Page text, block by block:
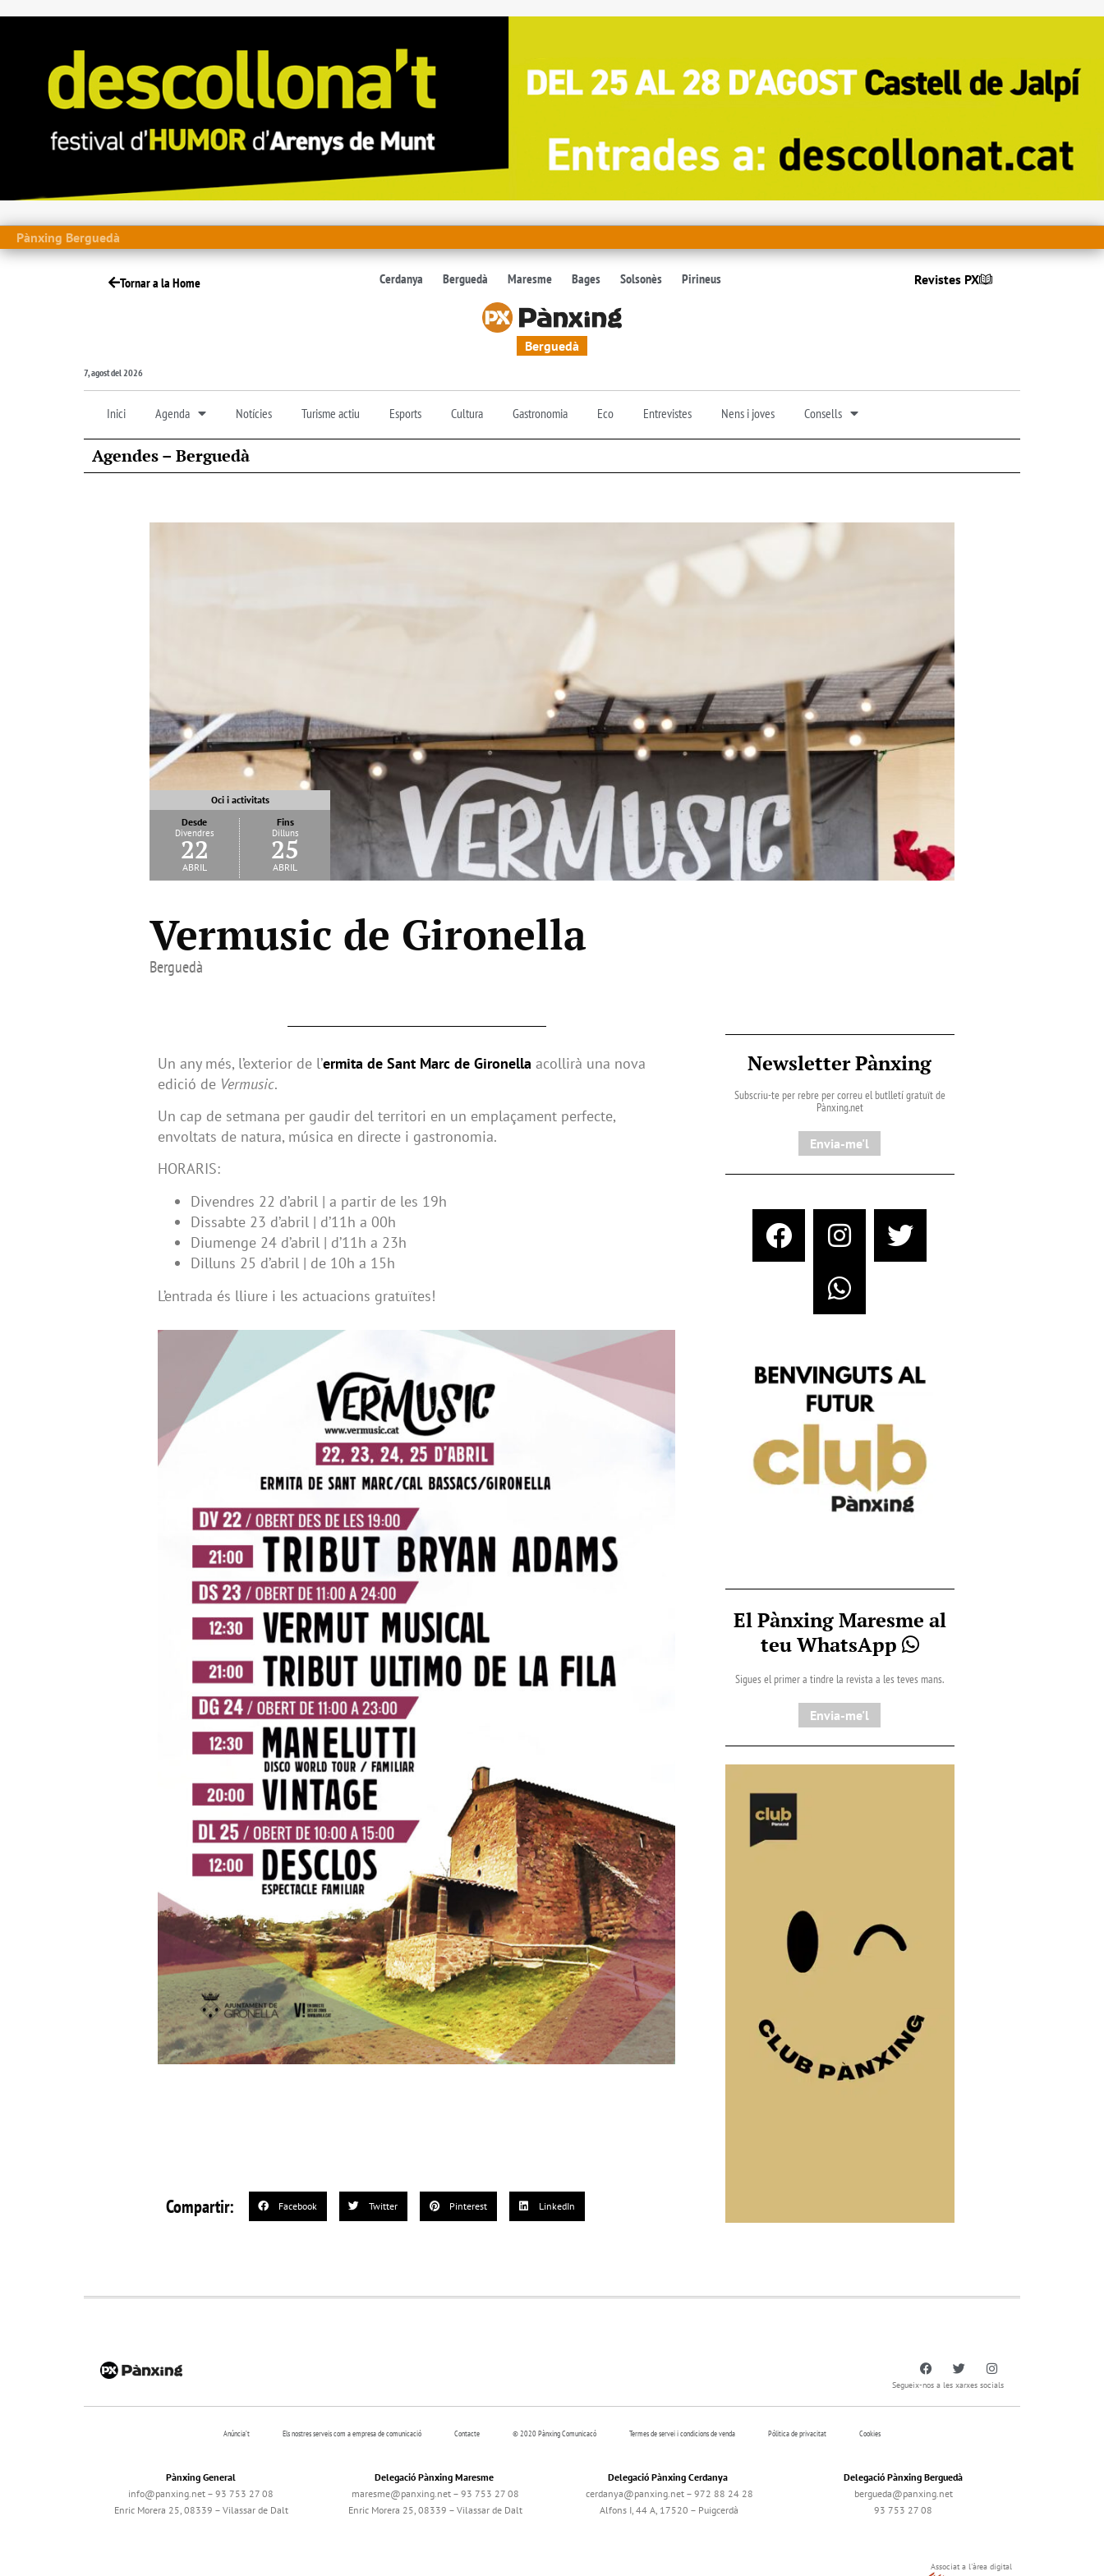
Pànxing Berguedà
Tornar a la Home Cerdanya Berguedà Maresme Bages Solsonès Pirineus Revistes PX
Berguedà
7, agost del 2026
Inici Agenda Notícies Turisme actiu Esports Cultura Gastronomia Eco Entrevistes Nens i joves Consells
Agendes – Berguedà
Oci i activitats
Desde
Divendres
22
abril
Fins
Dilluns
25
abril
Vermusic de Gironella
Berguedà
Un any més, l’exterior de l’ermita de Sant Marc de Gironella acollirà una nova
edició de Vermusic.
Un cap de setmana per gaudir del territori en un emplaçament perfecte,
envoltats de natura, música en directe i gastronomia.
HORARIS:
Divendres 22 d’abril | a partir de les 19h
Dissabte 23 d’abril | d’11h a 00h
Diumenge 24 d’abril | d’11h a 23h
Dilluns 25 d’abril | de 10h a 15h
L’entrada és lliure i les actuacions gratuïtes!
Compartir: Facebook Twitter Pinterest LinkedIn
Newsletter Pànxing
Subscriu-te per rebre per correu el butlletí gratuït de
Pànxing.net​
Envia-me'l
El Pànxing Maresme al
teu WhatsApp
Sigues el primer a tindre la revista a les teves mans.
Envia-me'l
Segueix-nos a les xarxes socials
Anúncia’t Els nostres serveis com a empresa de comunicació Contacte © 2020 Pànxing Comunicacó Termes de servei i condicions de venda Pólitica de privacitat Cookies
Pànxing General
info@panxing.net – 93 753 27 08
Enric Morera 25, 08339 – Vilassar de Dalt
Delegació Pànxing Maresme
maresme@panxing.net – 93 753 27 08
Enric Morera 25, 08339 – Vilassar de Dalt
Delegació Pànxing Cerdanya
cerdanya@panxing.net – 972 88 24 28
Alfons I, 44 A, 17520 – Puigcerdà
Delegació Pànxing Berguedà
bergueda@panxing.net
93 753 27 08
Associat a l'àrea digital